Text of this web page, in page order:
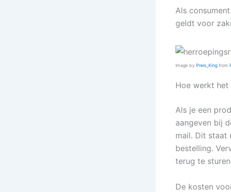
Als
geldt voor
Image by Preis_King from
Hoe werkt
Als je een
aangeven bij
mail. Dit staat
bestelling.
terug te
De kosten